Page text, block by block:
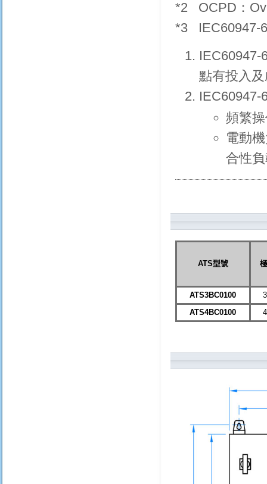
*2 OCPD：
*3 IEC60947-
IEC60947-
點有投入
IEC60947-
頻繁
電動
合性
ATS型號
ATS3BC0100
ATS4BC0100